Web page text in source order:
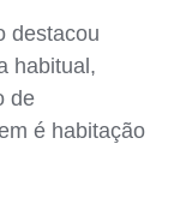
destacou
habitual,
de
é habitação